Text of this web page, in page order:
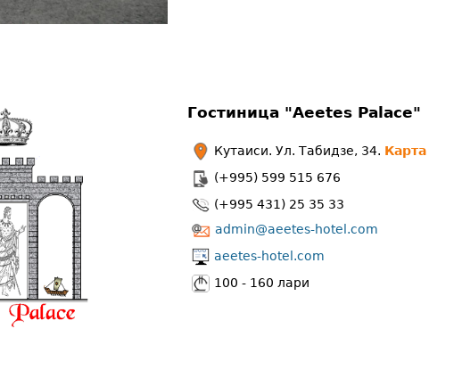
Гостиница "Aeetes Palace"
Кутаиси. Ул. Табидзе, 34. Карта
(+995) 599 515 676
(+995 431) 25 35 33
admin@aeetes-hotel.com
aeetes-hotel.com
100 - 160 лари